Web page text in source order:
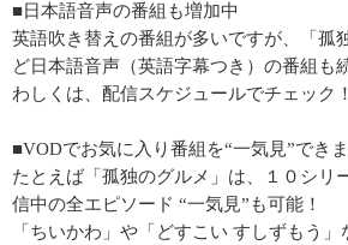
■日本語音声の番組も増加中
英語吹き替えの番組が多いですが、「孤
ど日本語音声（英語字幕つき）の番組も
わしくは、配信スケジュールでチェック！
■VODでお気に入り番組を“一気見”でき
たとえば「孤独のグルメ」は、１０シリ
信中の全エピソード “一気見”も可能！
「ちいかわ」や「どすこい すしずもう